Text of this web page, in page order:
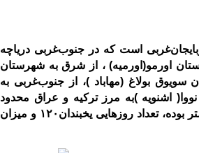
است كه در جنوب‌غربی درياچه
اورمو(اورميه)، از شرق به شهرستان
سویوق بولاغ(مهاباد)، از جنوب‌غربی به
( اشنويه)به مرز تركيه و عراق محدود
از سطح دريا ١٣٢٠ متر بوده، تعداد روزهايی يخبندان١٢٠ و ميزان